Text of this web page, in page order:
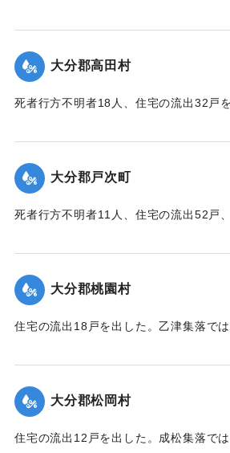
｜固有コード:00481045
大分郡高田村
死者行方不明者18人、住宅の流出32戸
1.5メートル）砂利に埋まり、半数の約
（9〜12センチ）の泥で覆われ収穫を迎
全滅した。
【出典：大分合同新聞 1943年9月23日
大分郡戸次町
死者行方不明者11人、住宅の流出52戸
｜固有コード:
大分郡桃園村
住宅の流出18戸を出した。乙津集落で
刊3面】
｜固有コード: 00481048
大分郡松岡村
住宅の流出12戸を出した。成松集落で